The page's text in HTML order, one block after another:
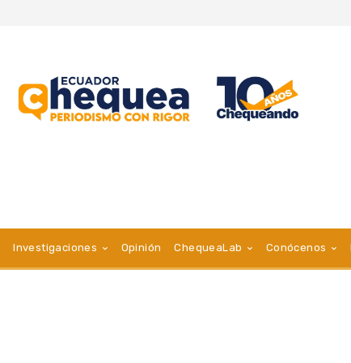
Investigaciones Opinión ChequeaLab Conócenos